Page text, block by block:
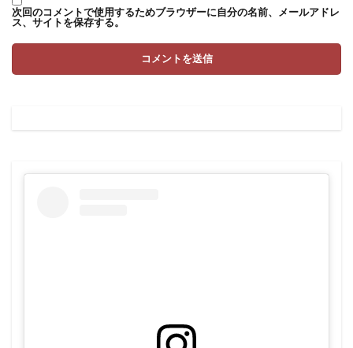
次回のコメントで使用するためブラウザーに自分の名前、メールアドレ
ス、サイトを保存する。